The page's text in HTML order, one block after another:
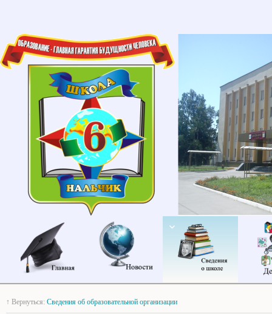
Главная Новости
↑ Вернуться: Сведения об образовательной организации